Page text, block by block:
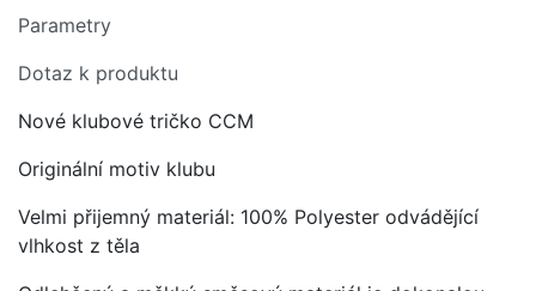
Parametry
Dotaz k produktu
Nové klubové tričko CCM
Originální motiv klubu
Velmi přijemný materiál: 100% Polyester odvádějící
vlhkost z těla